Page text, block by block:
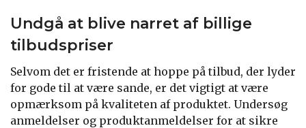
Undgå at blive narret af billige
tilbudspriser
Selvom det er fristende at hoppe på tilbud, der lyder
for gode til at være sande, er det vigtigt at være
opmærksom på kvaliteten af produktet. Undersøg
anmeldelser og produktanmeldelser for at sikre